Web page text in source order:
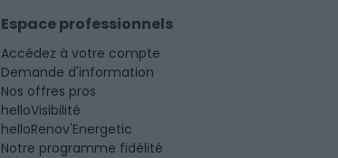
Espace professionnels
Accédez à votre compte
Demande d'information
Nos offres pros
helloVisibilité
helloRenov'Energetic
Notre programme fidélité